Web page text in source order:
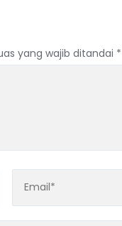
yang wajib ditandai *